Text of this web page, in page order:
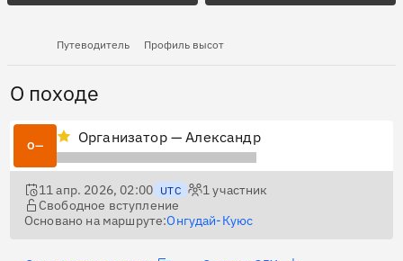
Путеводитель Профиль высот
О походе
О— Организатор — Александр
11 апр. 2026, 02:00 UTC 1участник
Свободное вступление
Основано на маршруте:Онгудай-Куюс